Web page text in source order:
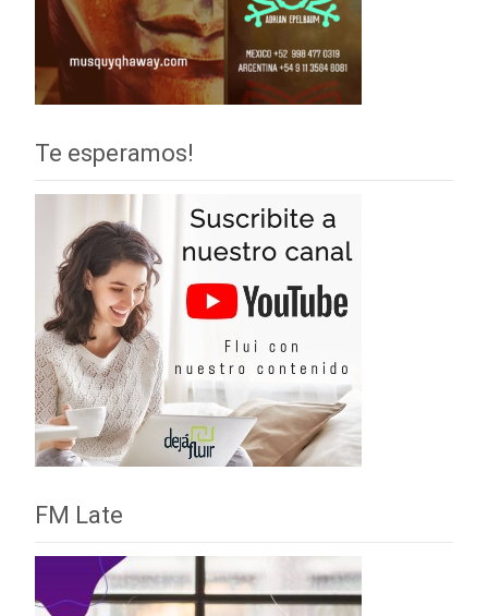
Te esperamos!
FM Late